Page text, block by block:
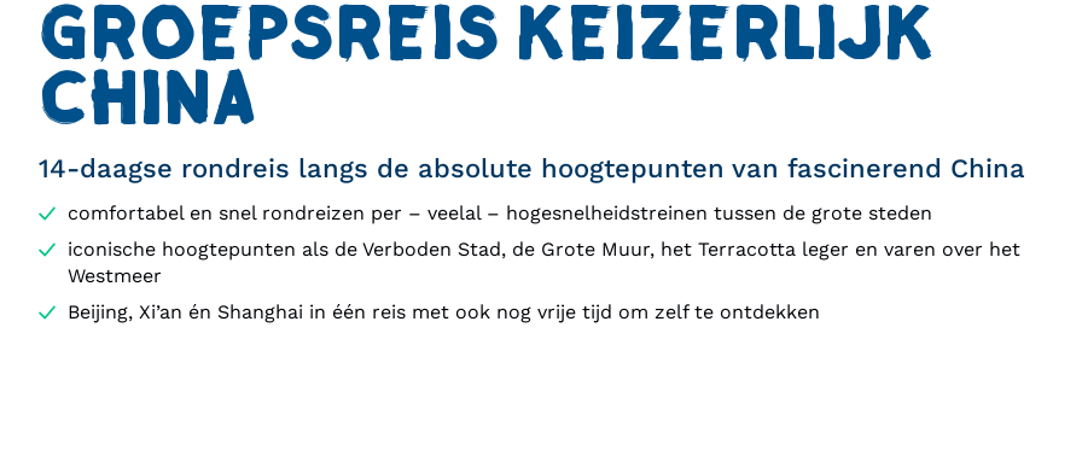
GROEPSREIS KEIZERLIJK
CHINA
14-daagse rondreis langs de absolute hoogtepunten van fascinerend China
comfortabel en snel rondreizen per – veelal – hogesnelheidstreinen tussen de grote steden
iconische hoogtepunten als de Verboden Stad, de Grote Muur, het Terracotta leger en varen over het
Westmeer
Beijing, Xi’an én Shanghai in één reis met ook nog vrije tijd om zelf te ontdekken